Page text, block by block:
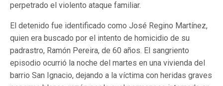
perpetrado el violento ataque familiar.
El detenido fue identificado como José Regino Martínez,
quien era buscado por el intento de homicidio de su
padrastro, Ramón Pereira, de 60 años. El sangriento
episodio ocurrió la noche del martes en una vivienda del
barrio San Ignacio, dejando a la víctima con heridas graves